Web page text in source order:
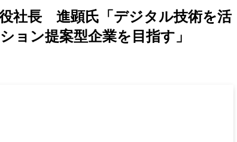
役社長 進顕氏「デジタル技術を活
ョン提案型企業を目指す」